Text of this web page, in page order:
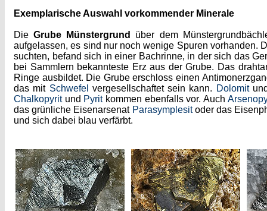
Exemplarische Auswahl vorkommender Minerale
DieGrube Münstergrund
über dem
aufgelassen, es sind nur noch wenige Spuren vorhanden.
suchten, befand sich in einer Bachrinne, in der sich das
bei Sammlern bekannteste Erz aus der Grube. Das
Ringe ausbildet. Die Grube erschloss einen
das mit Schwefel vergesellschaftet sein kann. Dolomit
Chalkopyritund Pyritkommen ebenfalls vor. Auch
das grünliche Eisenarsenat Parasymplesitoder das
und sich dabei blau verfärbt.